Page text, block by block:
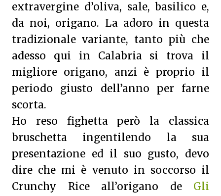
extravergine d’oliva, sale, basilico e,
da noi, origano. La adoro in questa
tradizionale variante, tanto più che
adesso qui in Calabria si trova il
migliore origano, anzi è proprio il
periodo giusto dell’anno per farne
scorta.
Ho reso fighetta però la classica
bruschetta ingentilendo la sua
presentazione ed il suo gusto, devo
dire che mi è venuto in soccorso il
Crunchy Rice all’origano de Gli